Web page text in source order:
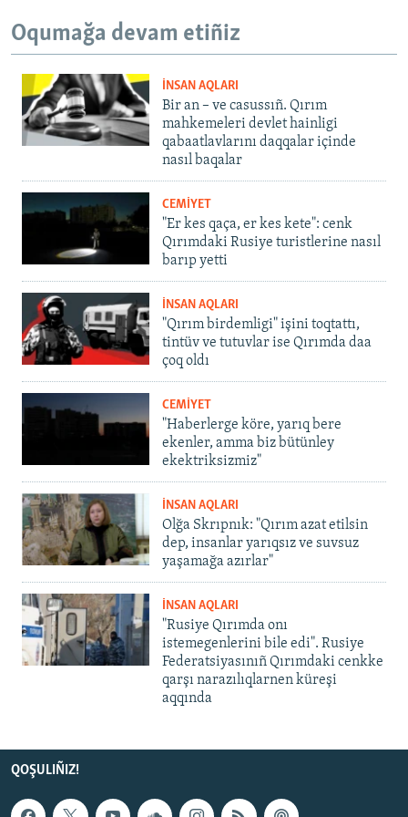
Oqumağa devam etiñiz
İNSAN AQLARI
Bir an – ve casussıñ. Qırım
mahkemeleri devlet hainligi
qabaatlavlarını daqqalar içinde
nasıl baqalar
CEMİYET
"Er kes qaça, er kes kete": cenk
Qırımdaki Rusiye turistlerine nasıl
barıp yetti
İNSAN AQLARI
"Qırım birdemligi" işini toqtattı,
tintüv ve tutuvlar ise Qırımda daa
çoq oldı
CEMİYET
"Haberlerge köre, yarıq bere
ekenler, amma biz bütünley
ekektriksizmiz"
İNSAN AQLARI
Olğa Skrıpnık: "Qırım azat etilsin
dep, insanlar yarıqsız ve suvsuz
yaşamağa azırlar"
İNSAN AQLARI
"Rusiye Qırımda onı
istemegenlerini bile edi". Rusiye
Federatsiyasınıñ Qırımdaki cenkke
qarşı narazılıqlarnen küreşi
aqqında
QOŞULIÑIZ!